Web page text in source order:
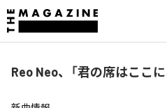
Reo Neo、「君の席はここ